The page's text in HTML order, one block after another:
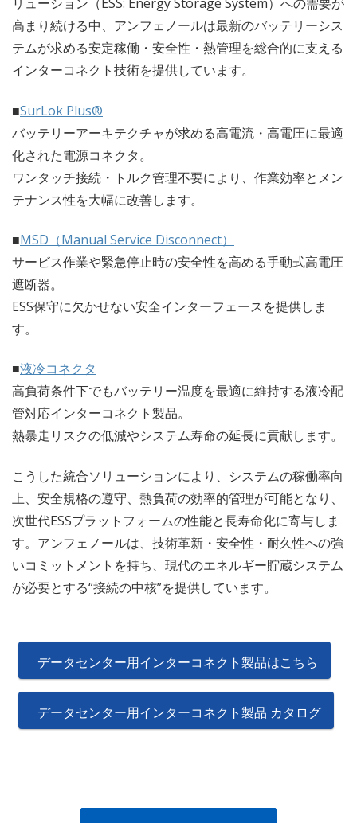
高まり続ける中、アンフェノールは最新のバッテリーシス
テムが求める安定稼働・安全性・熱管理を総合的に支える
インターコネクト技術を提供しています。
■SurLok Plus®
バッテリーアーキテクチャが求める高電流・高電圧に最適
化された電源コネクタ。
ワンタッチ接続・トルク管理不要により、作業効率とメン
テナンス性を大幅に改善します。
■MSD（Manual Service Disconnect）
サービス作業や緊急停止時の安全性を高める手動式高電圧
遮断器。
ESS保守に欠かせない安全インターフェースを提供しま
す。
■液冷コネクタ
高負荷条件下でもバッテリー温度を最適に維持する液冷配
管対応インターコネクト製品。
熱暴走リスクの低減やシステム寿命の延長に貢献します。
こうした統合ソリューションにより、システムの稼働率向
上、安全規格の遵守、熱負荷の効率的管理が可能となり、
次世代ESSプラットフォームの性能と長寿命化に寄与しま
す。アンフェノールは、技術革新・安全性・耐久性への強
いコミットメントを持ち、現代のエネルギー貯蔵システム
が必要とする“接続の中核”を提供しています。
データセンター用インターコネクト製品はこちら
データセンター用インターコネクト製品 カタログ